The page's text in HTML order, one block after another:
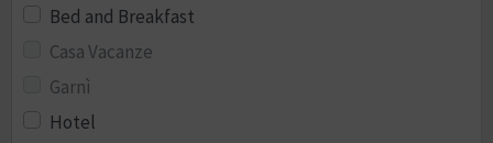
Bed and Breakfast
Casa Vacanze
Garnì
Hotel